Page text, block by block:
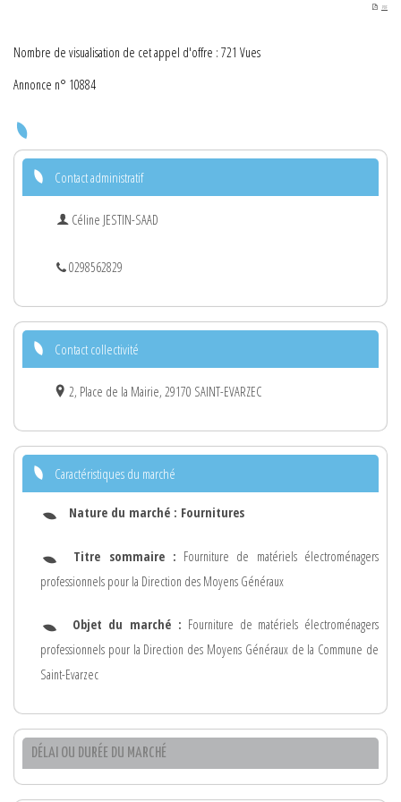
PDF
Nombre de visualisation de cet appel d'offre : 721 Vues
Annonce n° 10884
Contact administratif
Céline JESTIN-SAAD
0298562829
Contact collectivité
2, Place de la Mairie, 29170 SAINT-EVARZEC
Caractéristiques du marché
Nature du marché : Fournitures
Titre sommaire : Fourniture de matériels électroménagers
professionnels pour la Direction des Moyens Généraux
Objet du marché : Fourniture de matériels électroménagers
professionnels pour la Direction des Moyens Généraux de la Commune de
Saint-Evarzec
DÉLAI OU DURÉE DU MARCHÉ